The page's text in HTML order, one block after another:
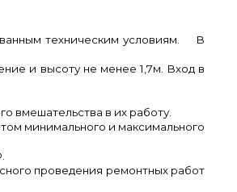
техническим условиям. В
и высоту не менее 1,7м. Вход в
вмешательства в их работу.
минимального и максимального
проведения ремонтных работ